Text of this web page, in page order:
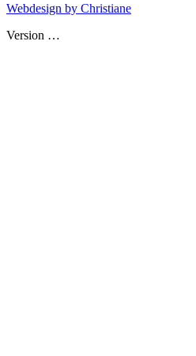
Webdesign by Christiane
Version …